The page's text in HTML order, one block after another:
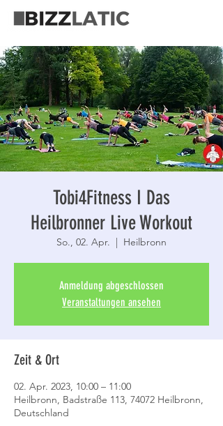
Tobi4Fitness I Das
Heilbronner Live Workout
So., 02. Apr.
  |
Heilbronn
Anmeldung abgeschlossen
Veranstaltungen ansehen
Zeit & Ort
02. Apr. 2023, 10:00 – 11:00
Heilbronn, Badstraße 113, 74072 Heilbronn,
Deutschland